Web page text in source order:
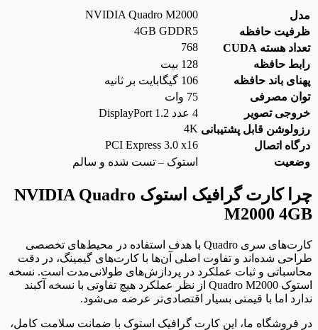
مدل
NVIDIA Quadro M2000
ظرفیت حافظه
4GB GDDR5
تعداد هسته CUDA
768
رابط حافظه
128 بیت
پهنای باند حافظه
106 گیگابایت بر ثانیه
توان مصرفی
75 وات
خروجی تصویر
4 عدد DisplayPort 1.2
رزولوشن قابل پشتیبانی 4K
درگاه اتصال
PCI Express 3.0 x16
وضعیت
استوک – تست شده و سالم
چرا کارت گرافیک استوک NVIDIA Quadro
M2000 4GB
کارت‌های سری Quadro با هدف استفاده در محیط‌های تخصصی
طراحی شده‌اند و تفاوت اصلی آن‌ها با کارت‌های گیمینگ، در دقت
محاسباتی و ثبات عملکرد در پردازش‌های طولانی‌مدت است. نسخه
استوک Quadro M2000 از نظر عملکرد هیچ تفاوتی با نسخه آکبند
ندارد اما با قیمتی بسیار اقتصادی‌تر عرضه می‌شود.
در فروشگاه ما، این کارت گرافیک استوک با ضمانت سلامت کامل،